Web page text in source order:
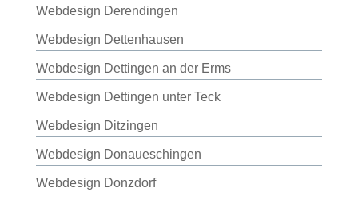
Webdesign Derendingen
Webdesign Dettenhausen
Webdesign Dettingen an der Erms
Webdesign Dettingen unter Teck
Webdesign Ditzingen
Webdesign Donaueschingen
Webdesign Donzdorf